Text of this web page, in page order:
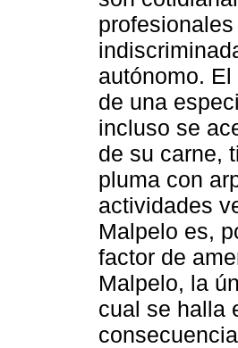
autónomo.
de una
incluso se
de su carne,
pluma con
actividades
Malpelo es,
factor de
Malpelo, la
cual se halla